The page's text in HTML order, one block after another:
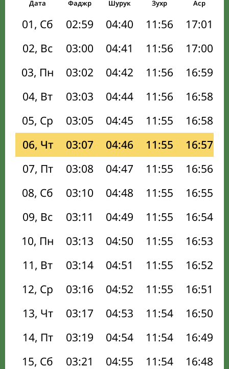
Дата Фаджр Шурук Зухр Аср
01, Сб 02:59 04:40 11:56 17:01
02, Вс
03:00 04:41 11:56 17:00
03, Пн
03:02 04:42 11:56 16:59
04, Вт
03:03 04:44 11:56 16:58
05, Ср
03:05 04:45 11:55 16:58
06, Чт
03:07 04:46 11:55 16:57
07, Пт
03:08 04:47 11:55 16:56
08, Сб
03:10 04:48 11:55 16:55
09, Вс
03:11 04:49 11:55 16:54
10, Пн
03:13 04:50 11:55 16:53
11, Вт
03:14 04:51 11:55 16:52
12, Ср
03:16 04:52 11:55 16:51
13, Чт
03:17 04:53 11:54 16:50
14, Пт
03:19 04:54 11:54 16:49
15, Сб
03:21 04:55 11:54 16:48